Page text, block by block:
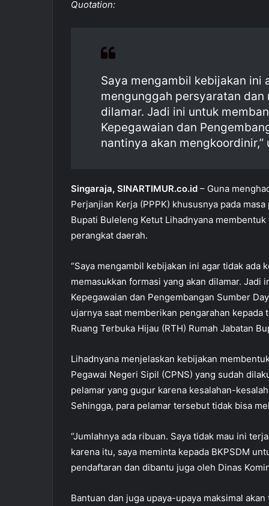
c
b
o
o
k
p
Quotation:
Saya mengambil kebijakan ini
mengunggah persyaratan
dilamar. Jadi ini untuk
Kepegawaian dan
nantinya akan
Singaraja, SINARTIMUR.co.id – Guna
Perjanjian Kerja (PPPK) khususnya pada
Bupati Buleleng Ketut Lihadnyana
perangkat daerah.
“Saya mengambil kebijakan ini agar tidak ada
memasukkan formasi yang akan dilamar.
Kepegawaian dan Pengembangan Sumber
ujarnya saat memberikan pengarahan
Ruang Terbuka Hijau (RTH) Rumah Jabatan
Lihadnyana menjelaskan kebijakan
Pegawai Negeri Sipil (CPNS) yang sudah
pelamar yang gugur karena kesalahan-
Sehingga, para pelamar tersebut tidak bisa
“Jumlahnya ada ribuan. Saya tidak mau ini
karena itu, saya meminta kepada BKPSDM
pendaftaran dan dibantu juga oleh Dinas
Bantuan dan juga upaya-upaya maksimal